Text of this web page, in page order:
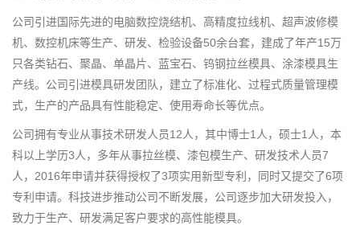
公司引进国际先进的电脑数控烧结机、高精度拉线机、超声波修模
机、数控机床等生产、研发、检验设备50余台套，建成了年产15万
只各类钻石、聚晶、单晶片、蓝宝石、钨钢拉丝模具、涂漆模具生
产线。公司引进模具研发团队，建立了标准化、过程式质量管理模
式，生产的产品具有性能稳定、使用寿命长等优点。
公司拥有专业从事技术研发人员12人，其中博士1人，硕士1人，本
科以上学历3人，多年从事拉丝模、漆包模生产、研发技术人员7
人，2016年申请并获得授权了3项实用新型专利，同时又提交了6项
专利申请。科技进步推动公司不断发展，公司逐步加大研发投入，
致力于生产、研发满足客户要求的高性能模具。